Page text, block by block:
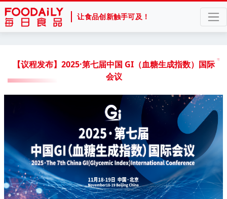
让食品创新触手可及！
【议程发布】2025·第七届中国 GI（血糖生成指数）国际
会议